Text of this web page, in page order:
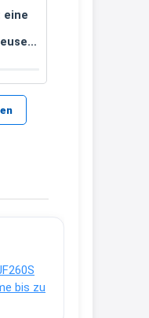
eine
– mit
bis zu
de-
es keine